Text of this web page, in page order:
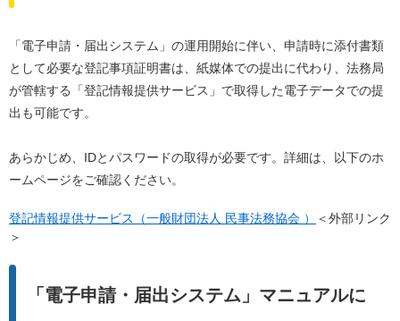
「電子申請・届出システム」の運用開始に伴い、申請時に添付書類
として必要な登記事項証明書は、紙媒体での提出に代わり、法務局
が管轄する「登記情報提供サービス」で取得した電子データでの提
出も可能です。
あらかじめ、IDとパスワードの取得が必要です。詳細は、以下のホ
ームページをご確認ください。
登記情報提供サービス（一般財団法人 民事法務協会 ）
＜外部リンク
＞
「電子申請・届出システム」マニュアルに